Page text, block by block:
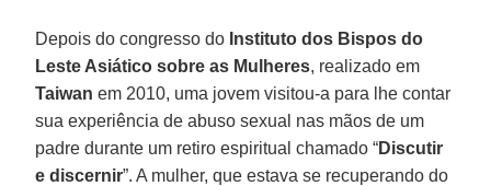
Depois do congresso do Instituto dos Bispos do
Leste Asiático sobre as Mulheres, realizado em
Taiwan em 2010, uma jovem visitou-a para lhe contar
sua experiência de abuso sexual nas mãos de um
padre durante um retiro espiritual chamado “Discutir
e discernir”. A mulher, que estava se recuperando do